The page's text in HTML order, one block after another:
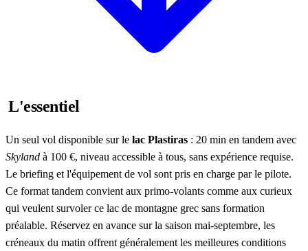
L'essentiel
Un seul vol disponible sur le lac Plastiras : 20 min en tandem avec
Skyland à 100 €, niveau accessible à tous, sans expérience requise.
Le briefing et l'équipement de vol sont pris en charge par le pilote.
Ce format tandem convient aux primo-volants comme aux curieux
qui veulent survoler ce lac de montagne grec sans formation
préalable. Réservez en avance sur la saison mai-septembre, les
créneaux du matin offrent généralement les meilleures conditions